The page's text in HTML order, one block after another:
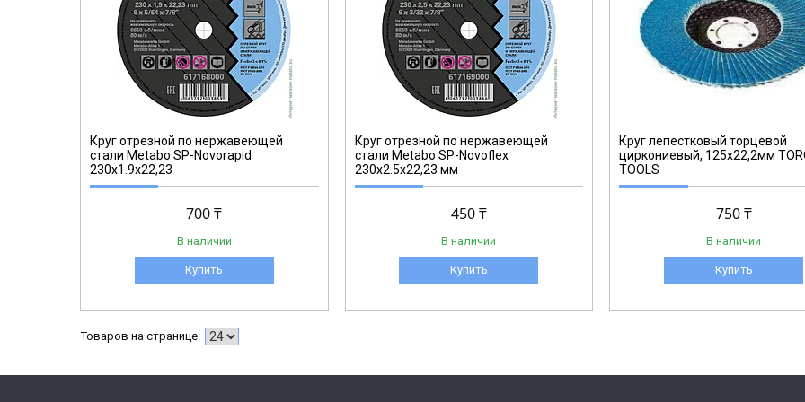
Круг отрезной по нержавеющей
стали Metabo SP-Novorapid
230x1.9x22,23
700 ₸
В наличии
Купить
617169000
Круг отрезной по нержавеющей
стали Metabo SP-Novoflex
230x2.5x22,23 мм
450 ₸
В наличии
Купить
Круг лепестковый торцевой
циркониевый, 125х22,2мм
TOOLS
750 ₸
В наличии
Купить